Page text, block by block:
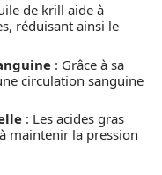
de krill aide à
réduisant ainsi le
: Grâce à sa
circulation sanguine
: Les acides gras
maintenir la pression